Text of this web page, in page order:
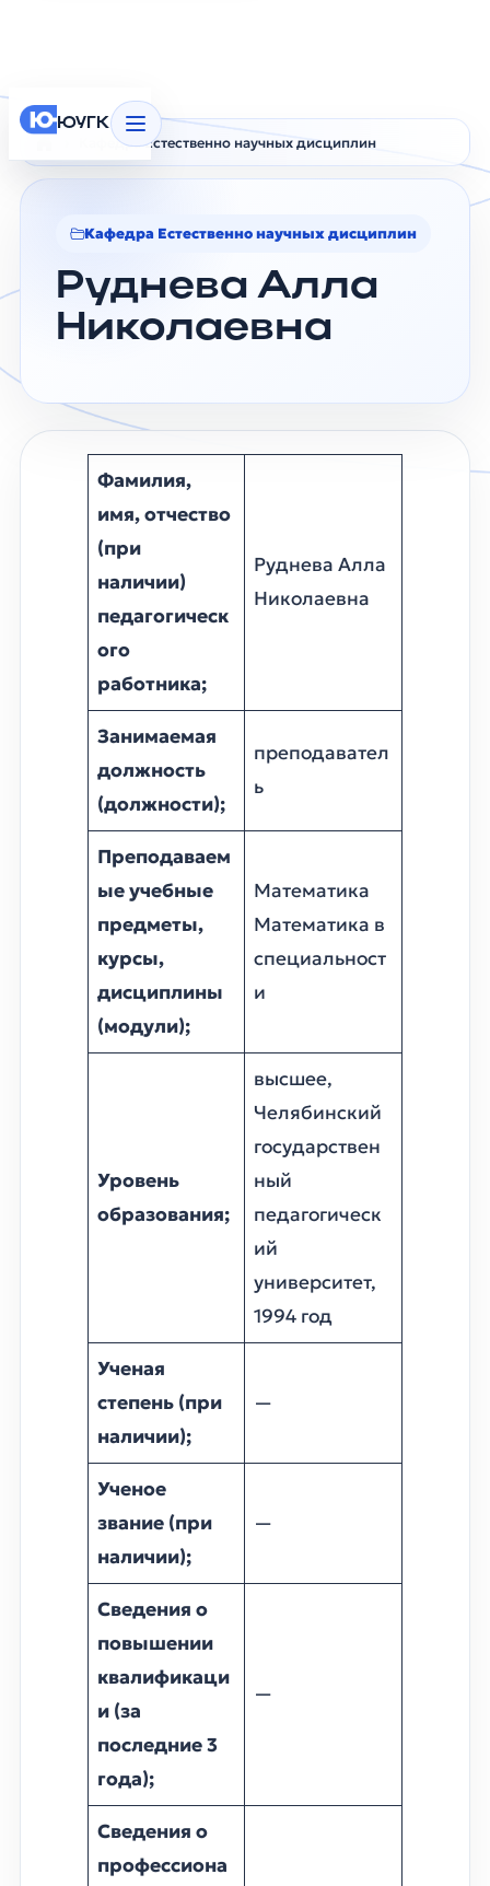
ЮУГК
Кафедра Естественно научных дисциплин
Кафедра Естественно научных дисциплин
Руднева Алла
Николаевна
Фамилия,
имя, отчество
(при
наличии)
педагогическ
ого
работника;
Руднева Алла
Николаевна
Занимаемая
должность
(должности);
преподавател
ь
Преподаваем
ые учебные
предметы,
курсы,
дисциплины
(модули);
Математика
Математика в
специальност
и
Уровень
образования;
высшее,
Челябинский
государствен
ный
педагогическ
ий
университет,
1994 год
Ученая
степень (при
наличии);
—
Ученое
звание (при
наличии);
—
Сведения о
повышении
квалификаци
и (за
последние 3
года);
—
Сведения о
профессиона